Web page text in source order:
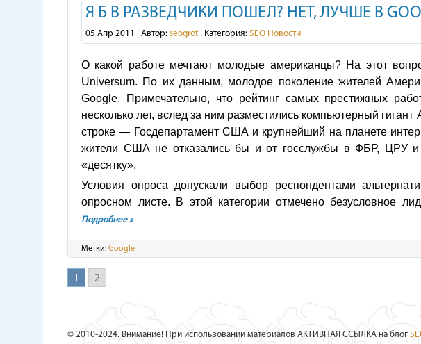
Я Б В РАЗВЕДЧИКИ ПОШЕЛ? НЕТ, ЛУЧШЕ В
05 Апр 2011 | Автор: seogrot | Категория: SEO Новости
О какой работе мечтают молодые американцы? На этот
Universum. По их данным, молодое поколение жителей
Google. Примечательно, что рейтинг самых престижных
несколько лет, вслед за ним разместились компьютерный
строке — Госдепартамент США и крупнейший на планете
жители США не отказались бы и от госслужбы в ФБР, ЦРУ
«десятку».
Условия опроса допускали выбор респондентами
опросном листе. В этой категории отмечено безусловное
Подробнее »
Метки: Google
1 2
© 2010-2024. Внимание! При использовании материалов АКТИВНАЯ ССЫЛКА на блог